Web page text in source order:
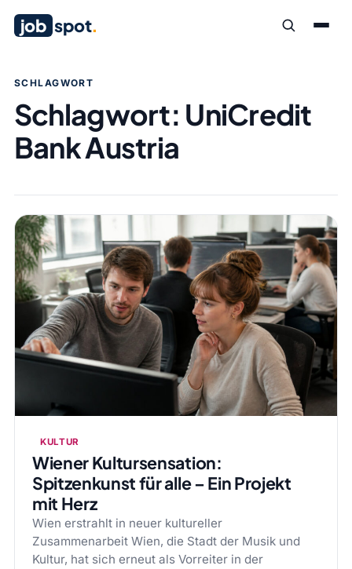
job spot.
SCHLAGWORT
Schlagwort: UniCredit
Bank Austria
KULTUR
Wiener Kultursensation:
Spitzenkunst für alle – Ein Projekt
mit Herz
Wien erstrahlt in neuer kultureller
Zusammenarbeit Wien, die Stadt der Musik und
Kultur, hat sich erneut als Vorreiter in der